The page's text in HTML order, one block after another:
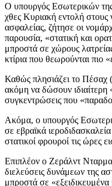
Ο υπουργός Εσωτερικών
χθες Κυριακή εντολή στους
ασφαλείας, ζήτησε οι
παρουσία, «στατική και
μπροστά σε χώρους
κτίρια που θεωρούνται πιο
Καθώς πλησιάζει το Πέσαχ
ακόμη να δώσουν ιδιαίτερη
συγκεντρώσεις που
Ακόμα, ο υπουργός
σε εβραϊκά
στατικοί φρουροί τις ώρες
Επιπλέον ο Ζεράλντ
διελεύσεις δυνάμεων της
μπροστά σε